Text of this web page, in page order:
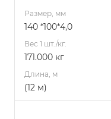
Размер, мм
140 *100*4,0
Вес 1 шт./кг.
171.000 кг
Длина, м
(12 м)